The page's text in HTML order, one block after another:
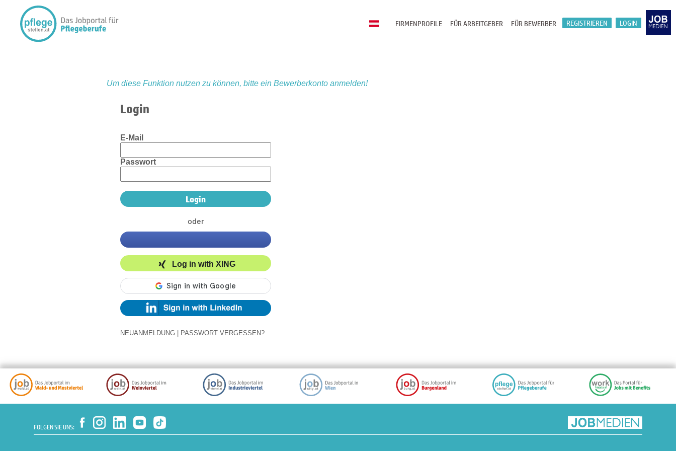
LOGIN
REGISTRIEREN
FÜR BEWERBER
FÜR ARBEITGEBER
FIRMENPROFILE
Um diese Funktion nutzen zu können, bitte ein Bewerberkonto anmelden!
Login
E-Mail
Passwort
oder
Log in with XING
NEUANMELDUNG PASSWORT VERGESSEN?
FOLGEN SIE UNS: